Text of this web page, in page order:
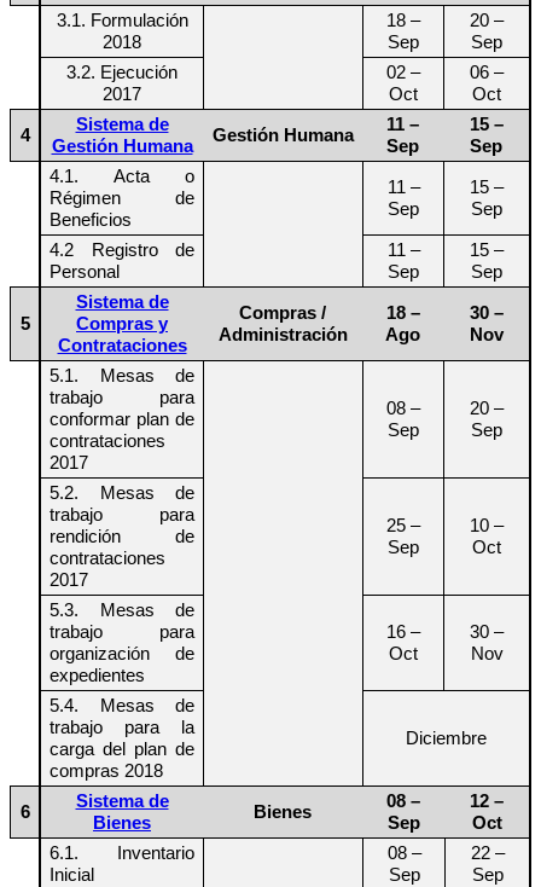
3.1. Formulación
2018
18 –
Sep
20 –
Sep
3.2. Ejecución
2017
02 –
Oct
06 –
Oct
4
Sistema de
Gestión Humana
Gestión Humana
11 –
Sep
15 –
Sep
4.1. Acta o
Régimen de
Beneficios
11 –
Sep
15 –
Sep
4.2 Registro de
Personal
11 –
Sep
15 –
Sep
5
Sistema de
Compras y
Contrataciones
Compras /
Administración
18 –
Ago
30 –
Nov
5.1. Mesas de
trabajo para
conformar plan de
contrataciones
2017
08 –
Sep
20 –
Sep
5.2. Mesas de
trabajo para
rendición de
contrataciones
2017
25 –
Sep
10 –
Oct
5.3. Mesas de
trabajo para
organización de
expedientes
16 –
Oct
30 –
Nov
5.4. Mesas de
trabajo para la
carga del plan de
compras 2018
Diciembre
6
Sistema de
Bienes
Bienes
08 –
Sep
12 –
Oct
6.1. Inventario
Inicial
08 –
Sep
22 –
Sep